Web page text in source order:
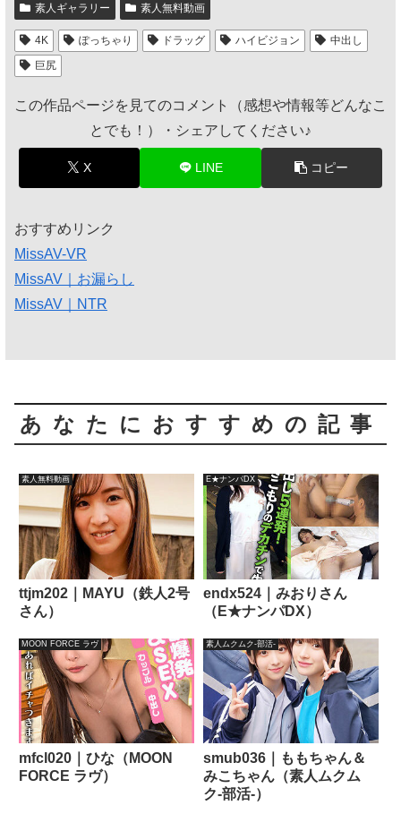
素人ギャラリー 素人無料動画
4K ぽっちゃり ドラッグ ハイビジョン
中出し
巨尻
この作品ページを見てのコメント（感想や情報等どんなこ
とでも！）・シェアしてください♪
X LINE コピー
おすすめリンク
MissAV-VR
MissAV｜お漏らし
MissAV｜NTR
あなたにおすすめの記事
素人無料動画
ttjm202｜MAYU（鉄人2号
さん）
E★ナンパDX
endx524｜みおりさん
（E★ナンパDX）
MOON FORCE ラヴ
mfcl020｜ひな（MOON
FORCE ラヴ）
素人ムクムク-部活-
smub036｜ももちゃん＆
みこちゃん（素人ムクム
ク-部活-）